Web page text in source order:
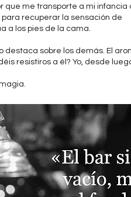
que me transporte a mi infancia
recuperar la sensación de
a los pies de la cama.
destaca sobre los demás. El
resistiros a él? Yo, desde